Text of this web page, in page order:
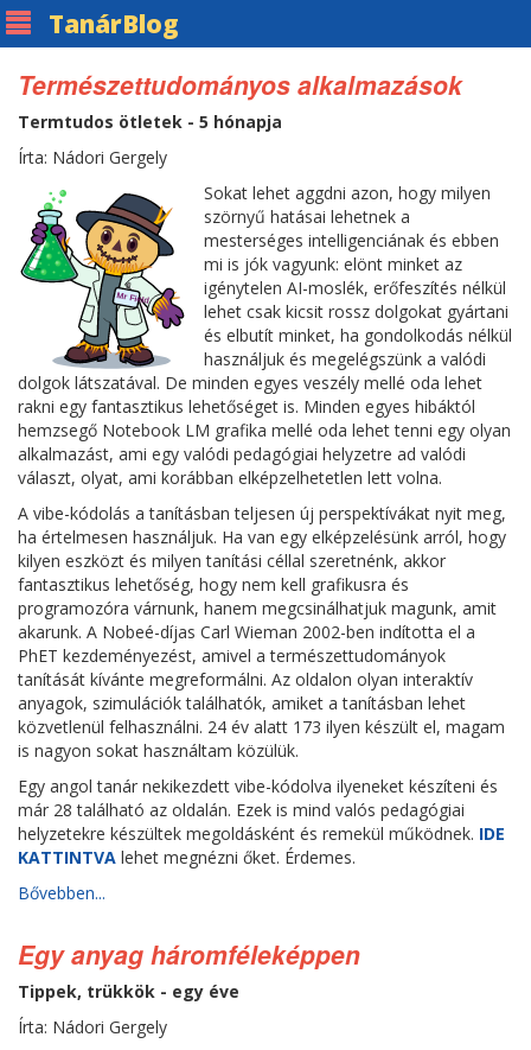
TanárBlog
Természettudományos alkalmazások
Termtudos ötletek - 5 hónapja
Írta: Nádori Gergely
Sokat lehet aggdni azon, hogy milyen
szörnyű hatásai lehetnek a
mesterséges intelligenciának és ebben
mi is jók vagyunk: elönt minket az
igénytelen AI-moslék, erőfeszítés nélkül
lehet csak kicsit rossz dolgokat gyártani
és elbutít minket, ha gondolkodás nélkül
használjuk és megelégszünk a valódi
dolgok látszatával. De minden egyes veszély mellé oda lehet
rakni egy fantasztikus lehetőséget is. Minden egyes hibáktól
hemzsegő Notebook LM grafika mellé oda lehet tenni egy olyan
alkalmazást, ami egy valódi pedagógiai helyzetre ad valódi
választ, olyat, ami korábban elképzelhetetlen lett volna.
A vibe-kódolás a tanításban teljesen új perspektívákat nyit meg,
ha értelmesen használjuk. Ha van egy elképzelésünk arról, hogy
kilyen eszközt és milyen tanítási céllal szeretnénk, akkor
fantasztikus lehetőség, hogy nem kell grafikusra és
programozóra várnunk, hanem megcsinálhatjuk magunk, amit
akarunk. A Nobeé-díjas Carl Wieman 2002-ben indította el a
PhET kezdeményezést, amivel a természettudományok
tanítását kívánte megreformálni. Az oldalon olyan interaktív
anyagok, szimulációk találhatók, amiket a tanításban lehet
közvetlenül felhasználni. 24 év alatt 173 ilyen készült el, magam
is nagyon sokat használtam közülük.
Egy angol tanár nekikezdett vibe-kódolva ilyeneket készíteni és
már 28 található az oldalán. Ezek is mind valós pedagógiai
helyzetekre készültek megoldásként és remekül működnek. IDE
KATTINTVA lehet megnézni őket. Érdemes.
Bővebben...
Egy anyag háromféleképpen
Tippek, trükkök - egy éve
Írta: Nádori Gergely